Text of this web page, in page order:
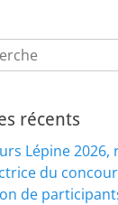
:
récents
Lépine 2026,
du
de